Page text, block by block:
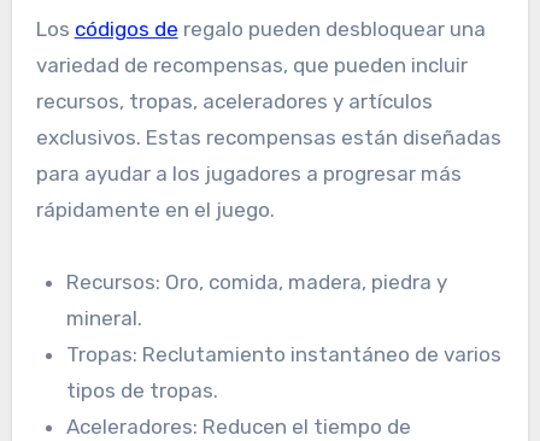
Los códigos de regalo pueden desbloquear una
variedad de recompensas, que pueden incluir
recursos, tropas, aceleradores y artículos
exclusivos. Estas recompensas están diseñadas
para ayudar a los jugadores a progresar más
rápidamente en el juego.
Recursos: Oro, comida, madera, piedra y
mineral.
Tropas: Reclutamiento instantáneo de varios
tipos de tropas.
Aceleradores: Reducen el tiempo de